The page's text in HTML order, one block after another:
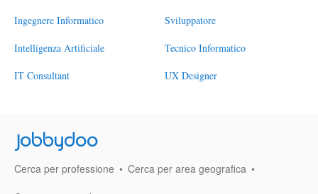
Ingegnere Informatico
Intelligenza Artificiale
IT Consultant
Sviluppatore
Tecnico Informatico
UX Designer
Jobbydoo
Cerca per professione
Cerca per area geografica